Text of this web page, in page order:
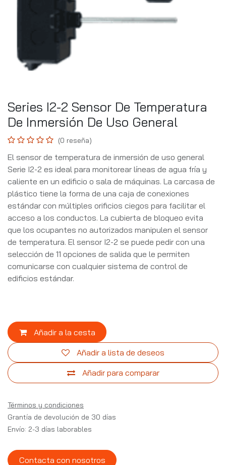
Series I2-2 Sensor De Temperatura
De Inmersión De Uso General
(0 reseña)
El sensor de temperatura de inmersión de uso general
Serie I2-2 es ideal para monitorear líneas de agua fría y
caliente en un edificio o sala de máquinas. La carcasa de
plástico tiene la forma de una caja de conexiones
estándar con múltiples orificios ciegos para facilitar el
acceso a los conductos. La cubierta de bloqueo evita
que los ocupantes no autorizados manipulen el sensor
de temperatura. El sensor I2-2 se puede pedir con una
selección de 11 opciones de salida que le permiten
comunicarse con cualquier sistema de control de
edificios estándar.
Añadir a la cesta
Añadir para comparar
Añadir a lista de deseos
Términos y condiciones
Grantía de devolución de 30 días
Envío: 2-3 días laborables
Contacta con nosotros